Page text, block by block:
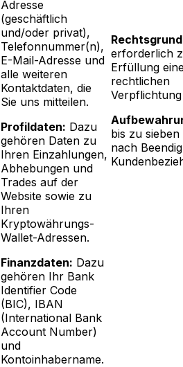
Adresse
(geschäftlich
und/oder privat),
Telefonnummer(n),
E-Mail-Adresse und
alle weiteren
Kontaktdaten, die
Sie uns mitteilen.
Profildaten: Dazu
gehören Daten zu
Ihren Einzahlungen,
Abhebungen und
Trades auf der
Website sowie zu
Ihren
Kryptowährungs-
Wallet-Adressen.
Finanzdaten: Dazu
gehören Ihr Bank
Identifier Code
(BIC), IBAN
(International Bank
Account Number)
und
Kontoinhabername.
erforderlich
Erfüllung
rechtlichen
Verpflichtung
bis zu
nach